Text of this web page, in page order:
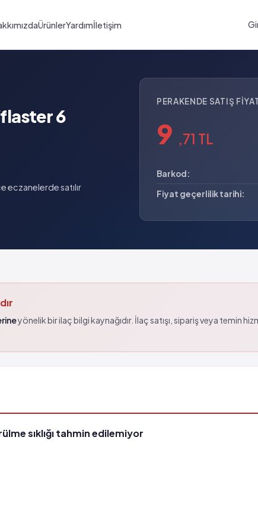
ÜrünlerYardımİletişim
6
eczanelerde satılır
PERAKENDE SATIŞ
9 ,71 TL
Barkod:
Fiyat geçerlilik tarihi:
yönelik bir ilaç bilgi kaynağıdır. İlaç satışı, sipariş veya temin
sıklığı tahmin edilemiyor